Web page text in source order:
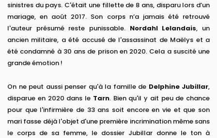
sinistres du pays. C'était une fillette de 8 ans, disparu lors d’un
mariage, en août 2017. Son corps n’a jamais été retrouvé
l'auteur présumé reste punissable. Nordahl Lelandais, un
ancien militaire, a été accusé de l'assassinat de Maëlys et a
été condamné à 30 ans de prison en 2020. Cela a suscité une
grande émotion !
On ne peut aussi penser qu'à la famille de Delphine Jubillar,
disparue en 2020 dans le Tarn. Bien qu'il y ait peu de chance
pour que l'infirmière de 33 ans soit encore en vie et que son
mari fasse déjà l'objet d'une première incrimination même sans
le corps de sa femme, le dossier Jubillar donne le ton à